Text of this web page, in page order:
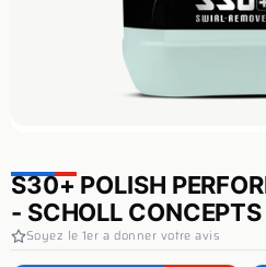
S30+ POLISH
- SCHOLL CONCEPTS
Soyez le 1er a donner votre avis